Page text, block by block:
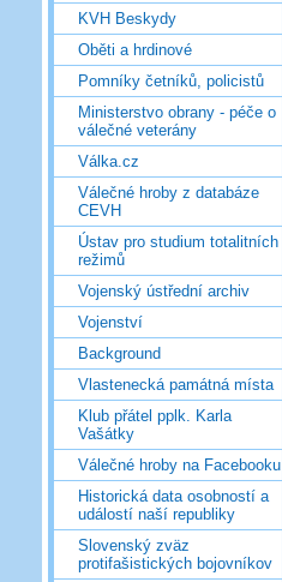
KVH Beskydy
Oběti a hrdinové
Pomníky četníků, policistů
Ministerstvo obrany - péče o
válečné veterány
Válka.cz
Válečné hroby z databáze
CEVH
Ústav pro studium totalitních
režimů
Vojenský ústřední archiv
Vojenství
Background
Vlastenecká památná místa
Klub přátel pplk. Karla
Vašátky
Válečné hroby na Facebooku
Historická data osobností a
událostí naší republiky
Slovenský zväz
protifašistických bojovníkov